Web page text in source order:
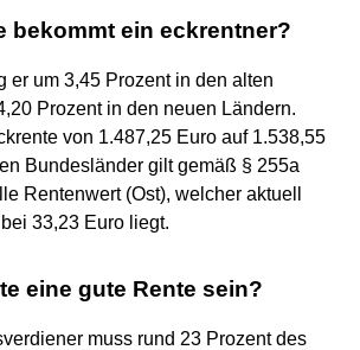
bekommt ein eckrentner?
er um 3,45 Prozent in den alten
Prozent in den neuen Ländern.
von 1.487,25 Euro auf 1.538,55
Bundesländer gilt gemäß § 255a
Rentenwert (Ost), welcher aktuell
33,23 Euro liegt.
eine gute Rente sein?
muss rund 23 Prozent des